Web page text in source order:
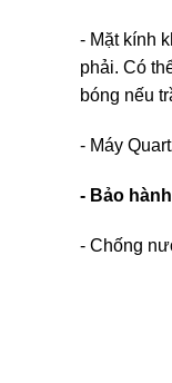
- Mặt kính
phải. Có
bóng nếu
- Máy
- Bảo
- Chống